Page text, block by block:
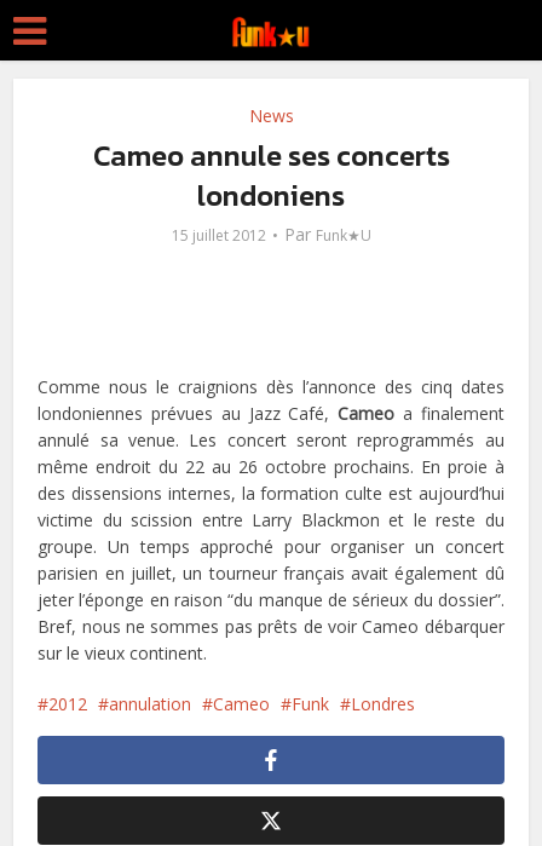
News
Cameo annule ses concerts
londoniens
15 juillet 2012 Par Funk★U
Comme nous le craignions dès l’annonce des cinq dates
londoniennes prévues au Jazz Café,Cameo a finalement
annulé sa venue. Les concert seront reprogrammés au
même endroit du 22 au 26 octobre prochains. En proie à
des dissensions internes, la formation culte est aujourd’hui
victime du scission entre Larry Blackmon et le reste du
groupe. Un temps approché pour organiser un concert
parisien en juillet, un tourneur français avait également dû
jeter l’éponge en raison “du manque de sérieux du dossier”.
Bref, nous ne sommes pas prêts de voir Cameo débarquer
sur le vieux continent.
2012 annulation Cameo Funk Londres